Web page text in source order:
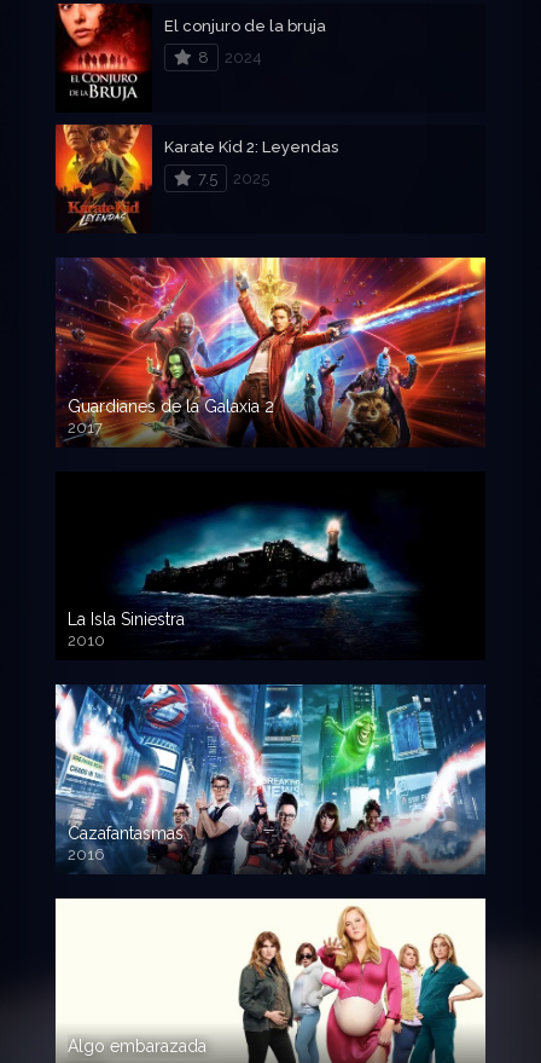
El conjuro de la bruja
8
2024
Karate Kid 2: Leyendas
7.5
2025
Guardianes de la Galaxia 2
2017
720p HD
La Isla Siniestra
2010
720p HD
Cazafantasmas
2016
720p HD
Algo embarazada